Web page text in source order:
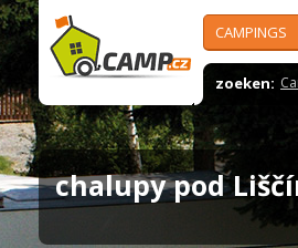
CAMPINGS
zoeken:
chalupy pod